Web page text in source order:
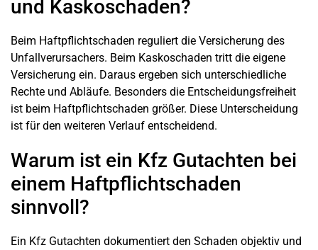
und Kaskoschaden?
Beim Haftpflichtschaden reguliert die Versicherung des
Unfallverursachers. Beim Kaskoschaden tritt die eigene
Versicherung ein. Daraus ergeben sich unterschiedliche
Rechte und Abläufe. Besonders die Entscheidungsfreiheit
ist beim Haftpflichtschaden größer. Diese Unterscheidung
ist für den weiteren Verlauf entscheidend.
Warum ist ein Kfz Gutachten bei
einem Haftpflichtschaden
sinnvoll?
Ein Kfz Gutachten dokumentiert den Schaden objektiv und